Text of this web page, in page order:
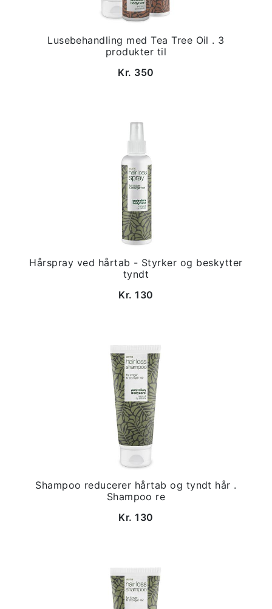
Lusebehandling med Tea Tree Oil . 3
produkter til
Kr. 350
Hårspray ved hårtab - Styrker og beskytter
tyndt
Kr. 130
Shampoo reducerer hårtab og tyndt hår .
Shampoo re
Kr. 130